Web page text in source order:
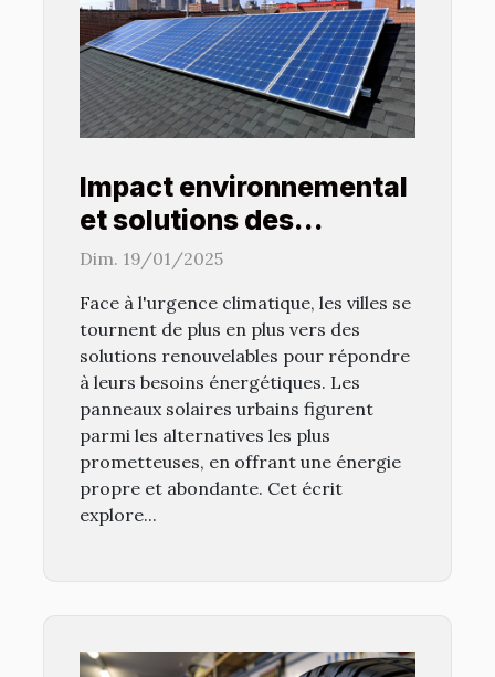
Impact environnemental
et solutions des
panneaux solaires
Dim. 19/01/2025
Face à l'urgence climatique, les villes se
tournent de plus en plus vers des
solutions renouvelables pour répondre
à leurs besoins énergétiques. Les
panneaux solaires urbains figurent
parmi les alternatives les plus
prometteuses, en offrant une énergie
propre et abondante. Cet écrit
explore...